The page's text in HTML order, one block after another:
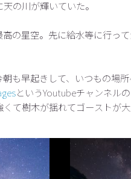
の川が輝いていた。
の星空。先に給水等に行っ
も早起きして、いつもの場所
というYoutubeチャンネル
て樹木が揺れてゴーストが大